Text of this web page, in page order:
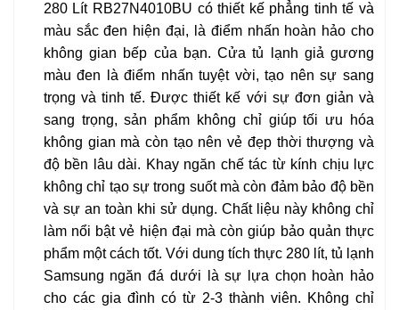
280 Lít RB27N4010BU có thiết kế phẳng tinh tế và
màu sắc đen hiện đại, là điểm nhấn hoàn hảo cho
không gian bếp của bạn. Cửa tủ lạnh giả gương
màu đen là điểm nhấn tuyệt vời, tạo nên sự sang
trọng và tinh tế. Được thiết kế với sự đơn giản và
sang trọng, sản phẩm không chỉ giúp tối ưu hóa
không gian mà còn tạo nên vẻ đẹp thời thượng và
độ bền lâu dài. Khay ngăn chế tác từ kính chịu lực
không chỉ tạo sự trong suốt mà còn đảm bảo độ bền
và sự an toàn khi sử dụng. Chất liệu này không chỉ
làm nổi bật vẻ hiện đại mà còn giúp bảo quản thực
phẩm một cách tốt. Với dung tích thực 280 lít, tủ lạnh
Samsung ngăn đá dưới là sự lựa chọn hoàn hảo
cho các gia đình có từ 2-3 thành viên. Không chỉ